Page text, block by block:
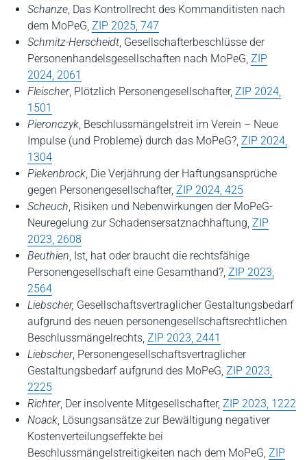
Schanze, Das Kontrollrecht des Kommanditisten nach
dem MoPeG, ZIP 2025, 747
Schmitz-Herscheidt, Gesellschafterbeschlüsse der
Personenhandelsgesellschaften nach MoPeG, ZIP
2024, 2061
Fleischer, Plötzlich Personengesellschafter, ZIP 2024,
1501
Pieronczyk, Beschlussmängelstreit im Verein – Neue
Impulse (und Probleme) durch das MoPeG?, ZIP 2024,
1304
Piekenbrock, Die Verjährung der Haftungsansprüche
gegen Personengesellschafter, ZIP 2024, 425
Scheuch, Risiken und Nebenwirkungen der MoPeG-
Neuregelung zur Schadensersatznachhaftung, ZIP
2023, 2608
Beuthien, Ist, hat oder braucht die rechtsfähige
Personengesellschaft eine Gesamthand?, ZIP 2023,
2564
Liebscher, Gesellschaftsvertraglicher Gestaltungsbedarf
aufgrund des neuen personengesellschaftsrechtlichen
Beschlussmängelrechts, ZIP 2023, 2441
Liebscher, Personengesellschaftsvertraglicher
Gestaltungsbedarf aufgrund des MoPeG, ZIP 2023,
2225
Richter, Der insolvente Mitgesellschafter, ZIP 2023, 1222
Noack, Lösungsansätze zur Bewältigung negativer
Kostenverteilungseffekte bei
Beschlussmängelstreitigkeiten nach dem MoPeG, ZIP